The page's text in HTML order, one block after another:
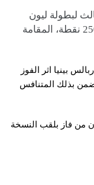
ل​بطولة ليون
المفتوحة للتنس​ لفردي الرجال، ذات الـ250 نقطة، المقامة
بينيا​ اثر الفوز
متتاليتين بواقع 6-2 و6-4، ليضمن بذلك المتنافس
من فاز بلقب النسخة